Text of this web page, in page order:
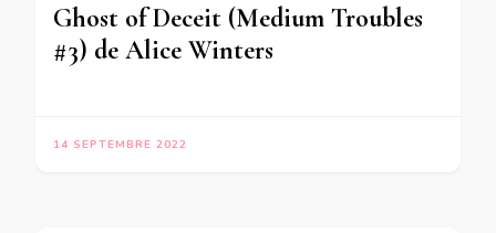
Ghost of Deceit (Medium Troubles
#3) de Alice Winters
14 SEPTEMBRE 2022